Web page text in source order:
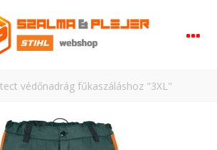
védőnadrág fűkaszáláshoz "3XL"